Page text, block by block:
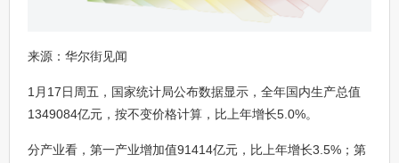
来源：华尔街见闻
1月17日周五，国家统计局公布数据显示，全年国内生产总值
1349084亿元，按不变价格计算，比上年增长5.0%。
分产业看，第一产业增加值91414亿元，比上年增长3.5%；第